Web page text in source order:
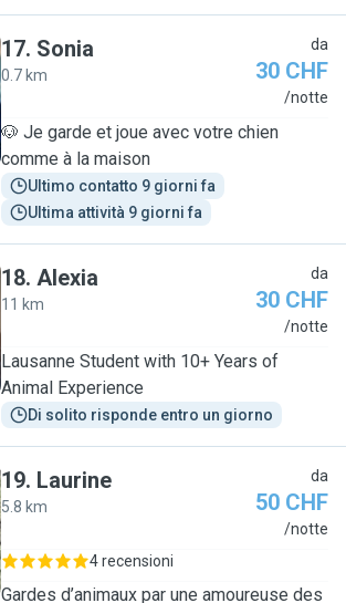
17. Sonia
0.7 km
da
30 CHF
/notte
🐶 Je garde et joue avec votre chien
comme à la maison
Ultimo contatto 9 giorni fa
Ultima attività 9 giorni fa
18. Alexia
11 km
da
30 CHF
/notte
Lausanne Student with 10+ Years of
Animal Experience
Di solito risponde entro un giorno
19. Laurine
5.8 km
da
50 CHF
/notte
4 recensioni
Gardes d’animaux par une amoureuse des